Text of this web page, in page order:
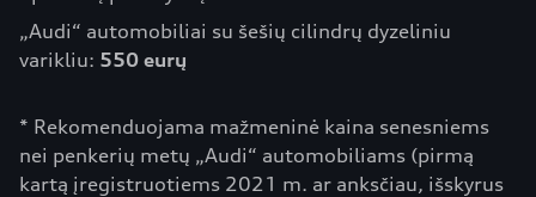
„Audi“ automobiliai su šešių cilindrų dyzeliniu
varikliu: 550 eurų
* Rekomenduojama mažmeninė kaina senesniems
nei penkerių metų „Audi“ automobiliams (pirmą
kartą įregistruotiems 2021 m. ar anksčiau, išskyrus